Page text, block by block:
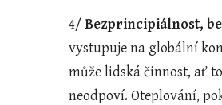
4/ Bezprincipiálnost,
vystupuje na globální
může lidská činnost, ať
neodpoví. Oteplování,